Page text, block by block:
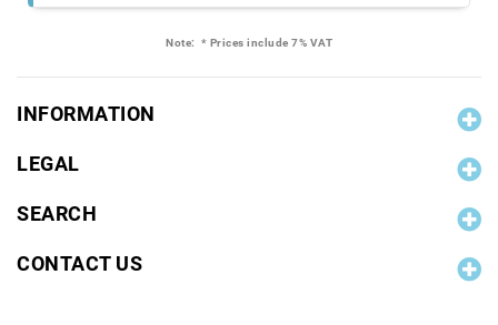
Note: * Prices include 7% VAT
INFORMATION
LEGAL
SEARCH
CONTACT US